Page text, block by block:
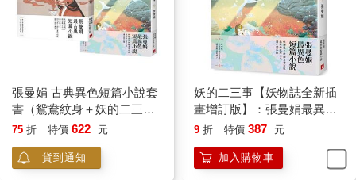
張曼娟 古典異色短篇小說套
書（鴛鴦紋身＋妖的二三
事）
75 折 特價 622 元
貨到通知
妖的二三事【妖物誌全新插
畫增訂版】：張曼娟最異色
短篇小說
9 折 特價 387 元
加入購物車